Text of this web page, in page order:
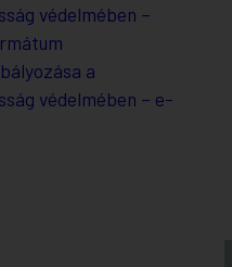
védelmében –
a
védelmében – e-